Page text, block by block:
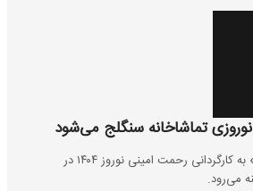
تماشاخانه سنگلج می‌شود
نمایش کمدی «جگر هندی» به کارگردانی رحمت امینی نوروز ۱۴۰۴ در
می‌رود.